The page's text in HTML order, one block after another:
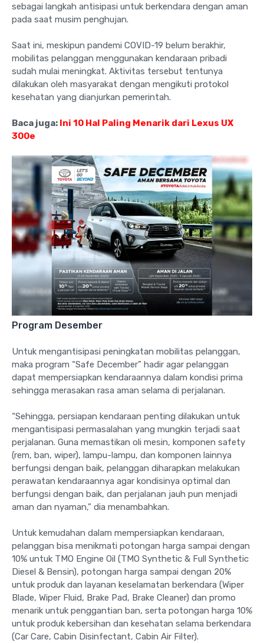
sebagai langkah antisipasi untuk berkendara dengan aman
pada saat musim penghujan.
Saat ini, meskipun pandemi COVID-19 belum berakhir,
mobilitas pelanggan menggunakan kendaraan pribadi
sudah mulai meningkat. Aktivitas tersebut tentunya
dilakukan oleh masyarakat dengan mengikuti protokol
kesehatan yang dianjurkan pemerintah.
Baca juga: Ini 10 Hal Paling Menarik dari Lexus UX
300e
Program Desember
Untuk mengantisipasi peningkatan mobilitas pelanggan,
maka program “Safe December” hadir agar pelanggan
dapat mempersiapkan kendaraannya dalam kondisi prima
sehingga merasakan rasa aman selama di perjalanan.
“Sehingga, persiapan kendaraan penting dilakukan untuk
mengantisipasi permasalahan yang mungkin terjadi saat
perjalanan. Guna memastikan oli mesin, komponen safety
(rem, ban, wiper), lampu-lampu, dan komponen lainnya
berfungsi dengan baik, pelanggan diharapkan melakukan
perawatan kendaraannya agar kondisinya optimal dan
berfungsi dengan baik, dan perjalanan jauh pun menjadi
aman dan nyaman,” dia menambahkan.
Untuk kemudahan dalam mempersiapkan kendaraan,
pelanggan bisa menikmati potongan harga sampai dengan
10% untuk TMO Engine Oil (TMO Synthetic & Full Synthetic
Diesel & Bensin), potongan harga sampai dengan 20%
untuk produk dan layanan keselamatan berkendara (Wiper
Blade, Wiper Fluid, Brake Pad, Brake Cleaner) dan promo
menarik untuk penggantian ban, serta potongan harga 10%
untuk produk kebersihan dan kesehatan selama berkendara
(Car Care, Cabin Disinfectant, Cabin Air Filter).